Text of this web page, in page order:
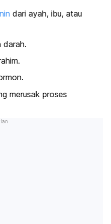
dari ayah, ibu, atau
darah.
merusak proses